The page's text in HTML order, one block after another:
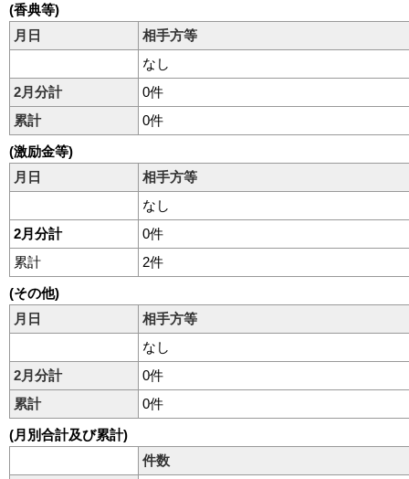
(香典等)
月日
相手方等
なし
2月分計
0件
累計
0件
(激励金等)
月日
相手方等
なし
2月分計
0件
累計
2件
(その他)
月日
相手方等
なし
2月分計
0件
累計
0件
(月別合計及び累計)
件数